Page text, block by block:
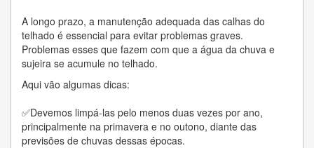
A longo prazo, a manutenção adequada das calhas do
telhado é essencial para evitar problemas graves.
Problemas esses que fazem com que a água da chuva e
sujeira se acumule no telhado.
Aqui vão algumas dicas:
✅Devemos limpá-las pelo menos duas vezes por ano,
principalmente na primavera e no outono, diante das
previsões de chuvas dessas épocas.